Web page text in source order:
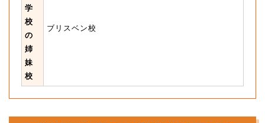
学
校
の
姉
妹
校
ブリスベン校